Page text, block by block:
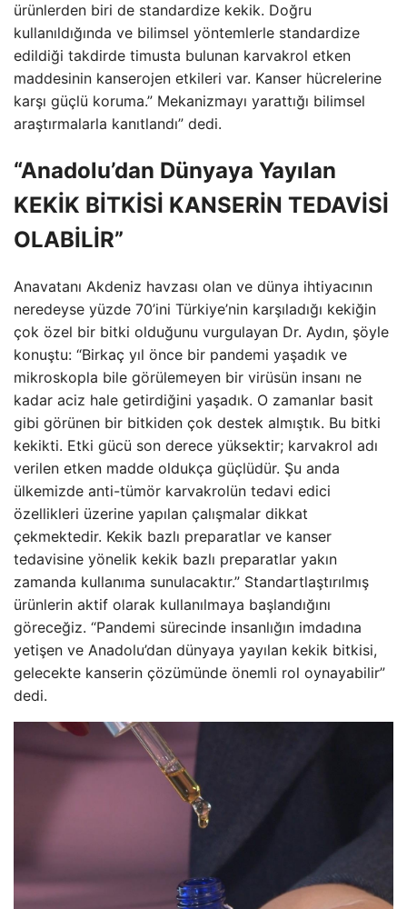
ürünlerden biri de standardize kekik. Doğru
kullanıldığında ve bilimsel yöntemlerle standardize
edildiği takdirde timusta bulunan karvakrol etken
maddesinin kanserojen etkileri var. Kanser hücrelerine
karşı güçlü koruma.” Mekanizmayı yarattığı bilimsel
araştırmalarla kanıtlandı” dedi.
“Anadolu’dan Dünyaya Yayılan
KEKİK BİTKİSİ KANSERİN TEDAVİSİ
OLABİLİR”
Anavatanı Akdeniz havzası olan ve dünya ihtiyacının
neredeyse yüzde 70’ini Türkiye’nin karşıladığı kekiğin
çok özel bir bitki olduğunu vurgulayan Dr. Aydın, şöyle
konuştu: “Birkaç yıl önce bir pandemi yaşadık ve
mikroskopla bile görülemeyen bir virüsün insanı ne
kadar aciz hale getirdiğini yaşadık. O zamanlar basit
gibi görünen bir bitkiden çok destek almıştık. Bu bitki
kekikti. Etki gücü son derece yüksektir; karvakrol adı
verilen etken madde oldukça güçlüdür. Şu anda
ülkemizde anti-tümör karvakrolün tedavi edici
özellikleri üzerine yapılan çalışmalar dikkat
çekmektedir. Kekik bazlı preparatlar ve kanser
tedavisine yönelik kekik bazlı preparatlar yakın
zamanda kullanıma sunulacaktır.” Standartlaştırılmış
ürünlerin aktif olarak kullanılmaya başlandığını
göreceğiz. “Pandemi sürecinde insanlığın imdadına
yetişen ve Anadolu’dan dünyaya yayılan kekik bitkisi,
gelecekte kanserin çözümünde önemli rol oynayabilir”
dedi.